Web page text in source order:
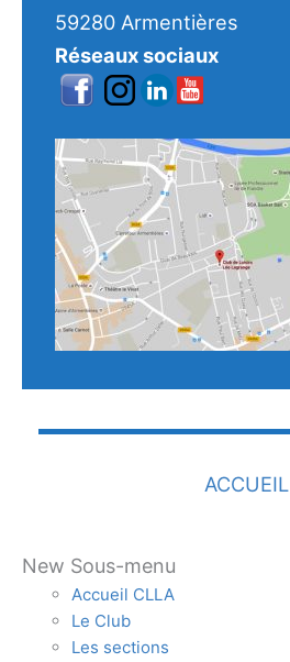
59280 Armentières
Réseaux sociaux
ACCUEIL
New Sous-menu
Accueil CLLA
Le Club
Les sections